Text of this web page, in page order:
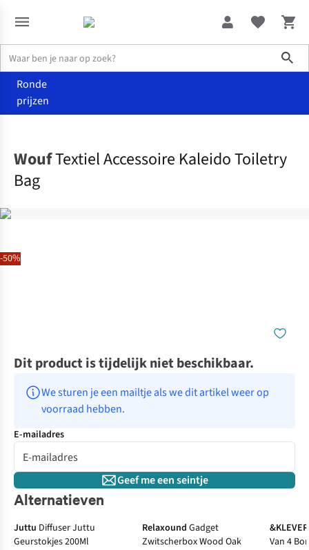
Ronde
prijzen
-50%
WoufTextiel Accessoire Kaleido Toiletry
Bag
Dit product is tijdelijk niet beschikbaar.
We sturen je een mailtje als we dit artikel weer op
voorraad hebben.
E-mailadres
Geef me een seintje
Alternatieven
Juttu Diffuser Juttu
Geurstokjes 200Ml
Relaxound Gadget
Zwitscherbox Wood Oak
Van 4